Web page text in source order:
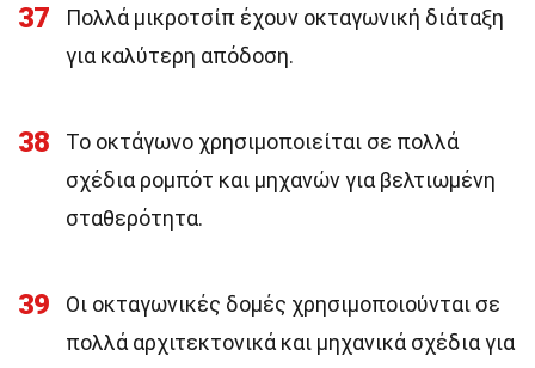
37
Πολλά μικροτσίπ έχουν οκταγωνική διάταξη
για καλύτερη απόδοση.
38
Το οκτάγωνο χρησιμοποιείται σε πολλά
σχέδια ρομπότ και μηχανών για βελτιωμένη
σταθερότητα.
39
Οι οκταγωνικές δομές χρησιμοποιούνται σε
πολλά αρχιτεκτονικά και μηχανικά σχέδια για